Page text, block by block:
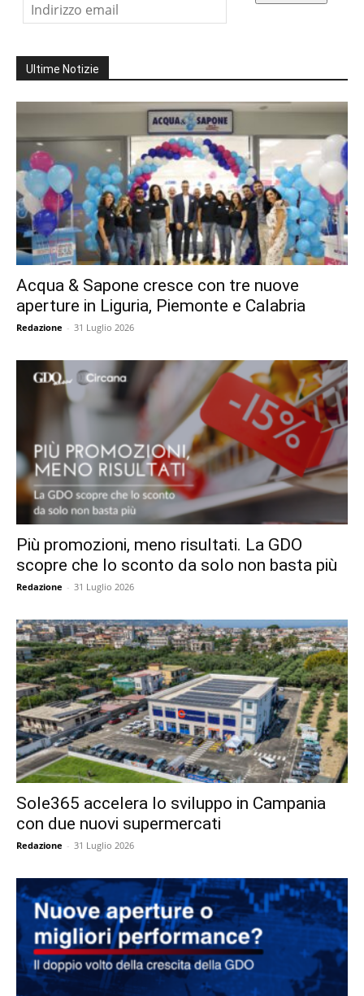
Ultime Notizie
Acqua & Sapone cresce con tre nuove
aperture in Liguria, Piemonte e Calabria
Redazione - 31 Luglio 2026
Più promozioni, meno risultati. La GDO
scopre che lo sconto da solo non basta più
Redazione - 31 Luglio 2026
Sole365 accelera lo sviluppo in Campania
con due nuovi supermercati
Redazione - 31 Luglio 2026